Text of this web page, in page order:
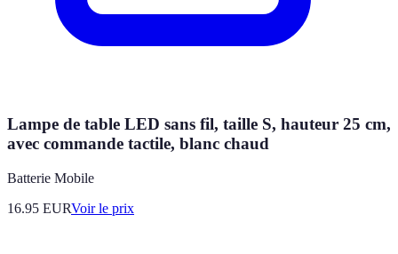
Lampe de table LED sans fil, taille S, hauteur 25 cm,
avec commande tactile, blanc chaud
Batterie Mobile
16.95 EURVoir le prix